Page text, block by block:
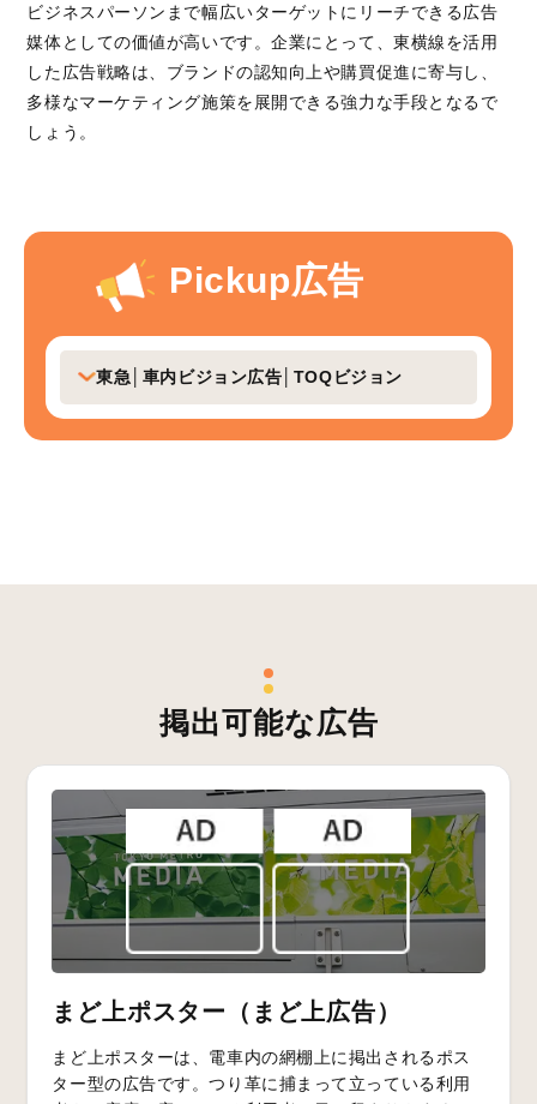
ビジネスパーソンまで幅広いターゲットにリーチできる広告
媒体としての価値が高いです。企業にとって、東横線を活用
した広告戦略は、ブランドの認知向上や購買促進に寄与し、
多様なマーケティング施策を展開できる強力な手段となるで
しょう。
Pickup広告
東急│車内ビジョン広告│TOQビジョン
掲出可能な広告
まど上ポスター（まど上広告）
まど上ポスターは、電車内の網棚上に掲出されるポス
ター型の広告です。つり革に捕まって立っている利用